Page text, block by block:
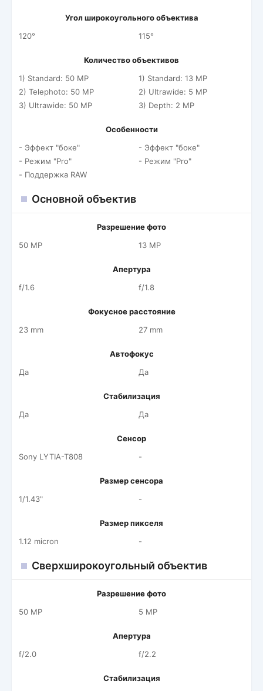
Угол широкоугольного объектива
120°
115°
Количество объективов
1) Standard: 50 MP
2) Telephoto: 50 MP
3) Ultrawide: 50 MP
1) Standard: 13 MP
2) Ultrawide: 5 MP
3) Depth: 2 MP
Особенности
- Эффект "боке"
- Режим "Pro"
- Поддержка RAW
- Эффект "боке"
- Режим "Pro"
Основной объектив
Разрешение фото
50 MP
13 MP
Апертура
f/1.6
f/1.8
Фокусное расстояние
23 mm
27 mm
Автофокус
Да
Да
Стабилизация
Да
Да
Сенсор
Sony LYTIA-T808
-
Размер сенсора
1/1.43"
-
Размер пикселя
1.12 micron
-
Сверхширокоугольный объектив
Разрешение фото
50 MP
5 MP
Апертура
f/2.0
f/2.2
Стабилизация